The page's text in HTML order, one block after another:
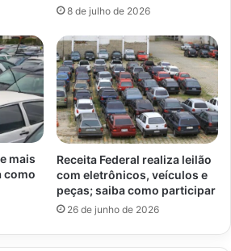
8 de julho de 2026
mais
como
Receita Federal realiza leilão
com eletrônicos, veículos e
peças; saiba como participar
26 de junho de 2026